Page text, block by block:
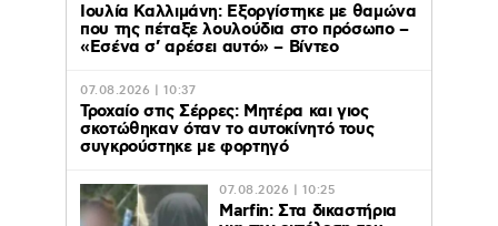
Ιουλία Καλλιμάνη: Εξοργίστηκε με θαμώνα
που της πέταξε λουλούδια στο πρόσωπο –
«Εσένα σ’ αρέσει αυτό» – Βίντεο
07.08.2026 | 10:37
Τροχαίο στις Σέρρες: Μητέρα και γιος
σκοτώθηκαν όταν το αυτοκίνητό τους
συγκρούστηκε με φορτηγό
07.08.2026 | 10:25
Marfin: Στα δικαστήρια